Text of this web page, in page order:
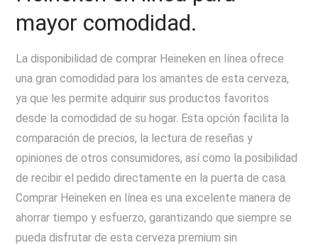
mayor comodidad.
La disponibilidad de comprar Heineken en línea ofrece
una gran comodidad para los amantes de esta cerveza,
ya que les permite adquirir sus productos favoritos
desde la comodidad de su hogar. Esta opción facilita la
comparación de precios, la lectura de reseñas y
opiniones de otros consumidores, así como la posibilidad
de recibir el pedido directamente en la puerta de casa.
Comprar Heineken en línea es una excelente manera de
ahorrar tiempo y esfuerzo, garantizando que siempre se
pueda disfrutar de esta cerveza premium sin